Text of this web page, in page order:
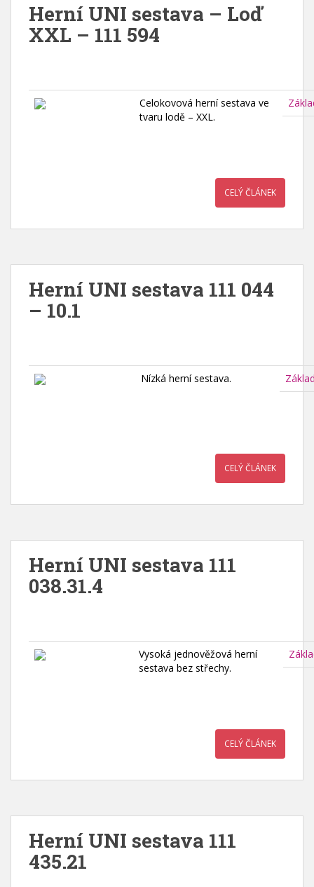
Herní UNI sestava – Loď
XXL – 111 594
Celokovová herní sestava ve
tvaru lodě – XXL.
CELÝ ČLÁNEK
Herní UNI sestava 111 044
– 10.1
Nízká herní sestava.
CELÝ ČLÁNEK
Herní UNI sestava 111
038.31.4
Vysoká jednověžová herní
sestava bez střechy.
CELÝ ČLÁNEK
Herní UNI sestava 111
435.21